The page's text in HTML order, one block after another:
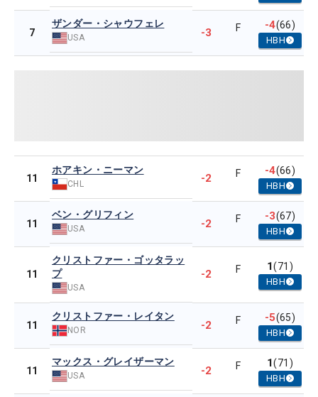
7
ザンダー・シャウフェレ
USA -3 F -4(66)
HBH
11
ホアキン・ニーマン
CHL -2 F -4(66)
HBH
11
ベン・グリフィン
USA -2 F -3(67)
HBH
11
クリストファー・ゴッタラッ
プ
USA
-2 F 1(71)
HBH
11
クリストファー・レイタン
NOR -2 F -5(65)
HBH
11
マックス・グレイザーマン
USA -2 F 1(71)
HBH